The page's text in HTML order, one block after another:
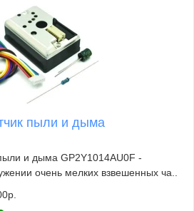
пыли и дыма
и дыма GP2Y1014AU0F -
очень мелких взвешенных ча..